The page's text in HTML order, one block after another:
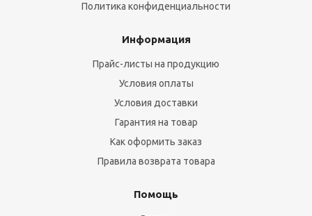
Политика конфиденциальности
Информация
Прайс-листы на продукцию
Условия оплаты
Условия доставки
Гарантия на товар
Как оформить заказ
Правила возврата товара
Помощь